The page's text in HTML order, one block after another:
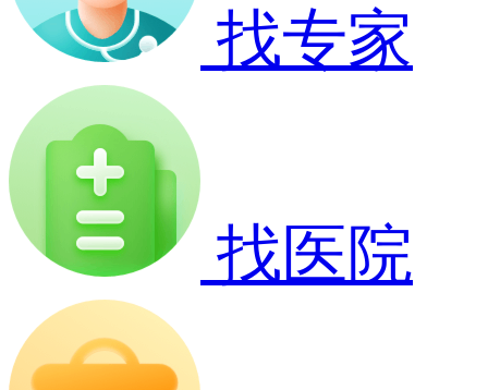
找专家
找医院